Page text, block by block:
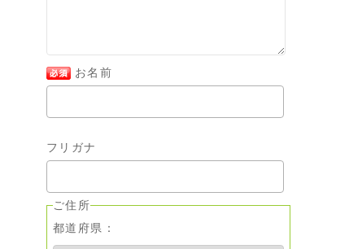
お名前
フリガナ
ご住所
都道府県：